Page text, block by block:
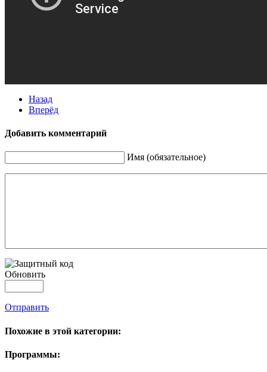
Назад
Вперёд
Добавить комментарий
Имя (обязательное)
Обновить
Отправить
Похожие в этой категории:
Программы: